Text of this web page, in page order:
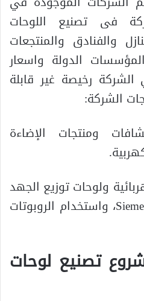
فى تصنيع اللوحات
والفنادق والمنتجعات
الدولة واسعار
رخيصة غير قابلة
الشركة:
ومنتجات الإضاءة
ولوحات توزيع الجهد
المنخفض والمتوسط Siemens، واستخدام الروبوتات
تصنيع لوحات